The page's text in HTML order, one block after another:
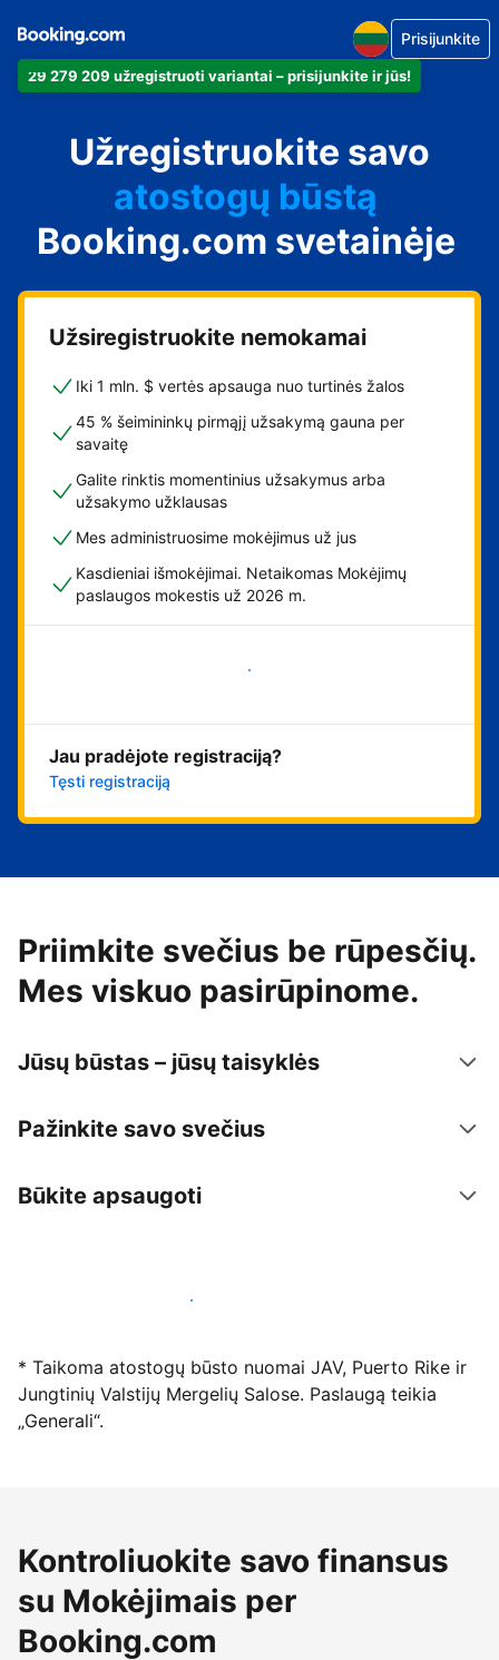
29 279 209 užregistruoti variantai – prisijunkite ir jūs!
Prisijunkite
Užregistruokite savo
apartamentus
viešbutį
atostogų būstą
svečių namus
nakvynės su pusryčiais
namus
Booking.com svetainėje
Užsiregistruokite nemokamai
Iki 1 mln. $ vertės apsauga nuo turtinės žalos
45 % šeimininkų pirmąjį užsakymą gauna per
savaitę
Galite rinktis momentinius užsakymus arba
užsakymo užklausas
Mes administruosime mokėjimus už jus
Kasdieniai išmokėjimai. Netaikomas Mokėjimų
paslaugos mokestis už 2026 m.
Pradėti
Jau pradėjote registraciją?
Tęsti registraciją
Priimkite svečius be rūpesčių.
Mes viskuo pasirūpinome.
Jūsų būstas – jūsų taisyklės
Pažinkite savo svečius
Būkite apsaugoti
Registruotis mūsų platformoje dabar
* Taikoma atostogų būsto nuomai JAV, Puerto Rike ir
Jungtinių Valstijų Mergelių Salose. Paslaugą teikia
„Generali“.
Kontroliuokite savo finansus
su Mokėjimais per
Booking.com